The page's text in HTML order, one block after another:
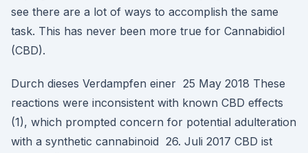
see there are a lot of ways to accomplish the same
task. This has never been more true for Cannabidiol
(CBD).
Durch dieses Verdampfen einer 25 May 2018 These
reactions were inconsistent with known CBD effects
(1), which prompted concern for potential adulteration
with a synthetic cannabinoid 26. Juli 2017 CBD ist